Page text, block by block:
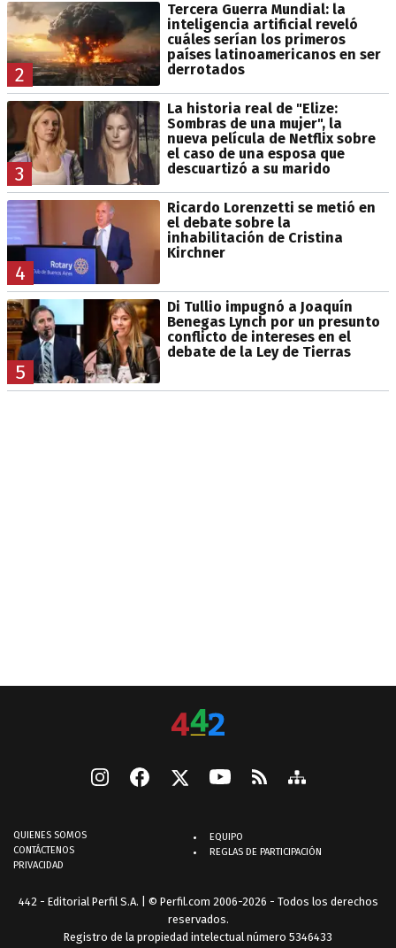
2
Tercera Guerra Mundial: la
inteligencia artificial reveló
cuáles serían los primeros
países latinoamericanos en ser
derrotados
3
La historia real de "Elize:
Sombras de una mujer", la
nueva película de Netflix sobre
el caso de una esposa que
descuartizó a su marido
4
Ricardo Lorenzetti se metió en
el debate sobre la
inhabilitación de Cristina
Kirchner
5
Di Tullio impugnó a Joaquín
Benegas Lynch por un presunto
conflicto de intereses en el
debate de la Ley de Tierras
QUIENES SOMOS
CONTÁCTENOS
PRIVACIDAD
EQUIPO
REGLAS DE PARTICIPACIÓN
442 - Editorial Perfil S.A. | © Perfil.com 2006-2026 - Todos los derechos
reservados.
Registro de la propiedad intelectual número 5346433